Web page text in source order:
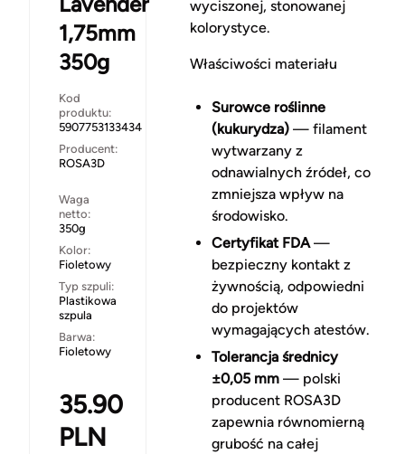
1,75mm
350g
Kod
produktu:
5907753133434
Producent:
ROSA3D
Waga
netto:
350g
Kolor:
Fioletowy
Typ szpuli:
Plastikowa
szpula
Barwa:
Fioletowy
35.90
PLN
wyciszonej, stonowanej
kolorystyce.
Właściwości materiału
Surowce roślinne
(kukurydza)— filament
wytwarzany z
odnawialnych źródeł, co
zmniejsza wpływ na
środowisko.
Certyfikat FDA—
bezpieczny kontakt z
żywnością, odpowiedni
do projektów
wymagających atestów.
Tolerancja średnicy
±0,05 mm— polski
producent ROSA3D
zapewnia równomierną
grubość na całej